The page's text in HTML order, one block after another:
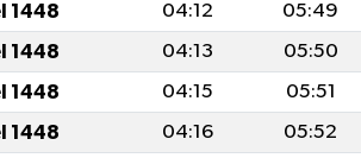
1448 04:12 05:49
1448 04:13 05:50
1448 04:15 05:51
1448 04:16 05:52